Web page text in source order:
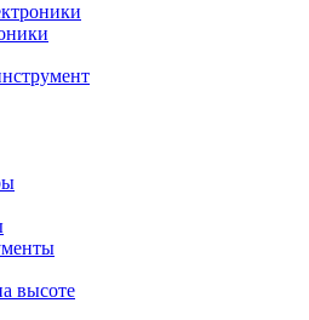
высоте